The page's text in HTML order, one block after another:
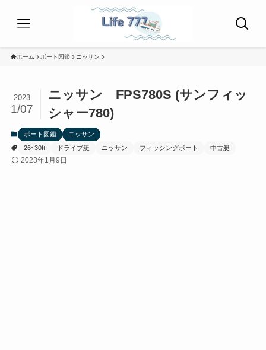
ホーム ボート図鑑 ニッサン
ニッサン FPS780S (サンフィッ
シャー780)
2023
1/07
ボート図鑑
ニッサン
26~30ft
ドライブ艇 ニッサン フィッシングボート 中古艇
2023年1月9日